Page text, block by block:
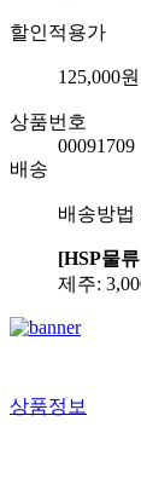
할인적용가
125,000원
상품번호
00091709
배송
배송방법
[HSP물
제주:
상품정보